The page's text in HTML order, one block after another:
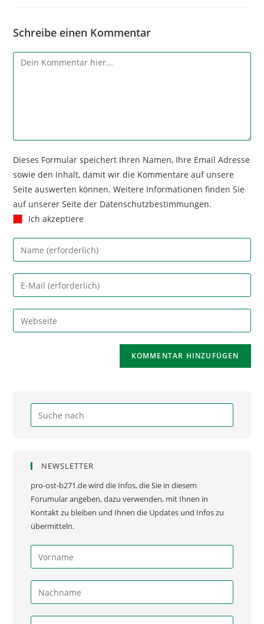
Schreibe einen Kommentar
Dieses Formular speichert Ihren Namen, Ihre Email Adresse
sowie den Inhalt, damit wir die Kommentare auf unsere
Seite auswerten können. Weitere Informationen finden Sie
auf unserer Seite der Datenschutzbestimmungen.
Ich akzeptiere
NEWSLETTER
pro-ost-b271.de wird die Infos, die Sie in diesem
Forumular angeben, dazu verwenden, mit Ihnen in
Kontakt zu bleiben und Ihnen die Updates und Infos zu
übermitteln.